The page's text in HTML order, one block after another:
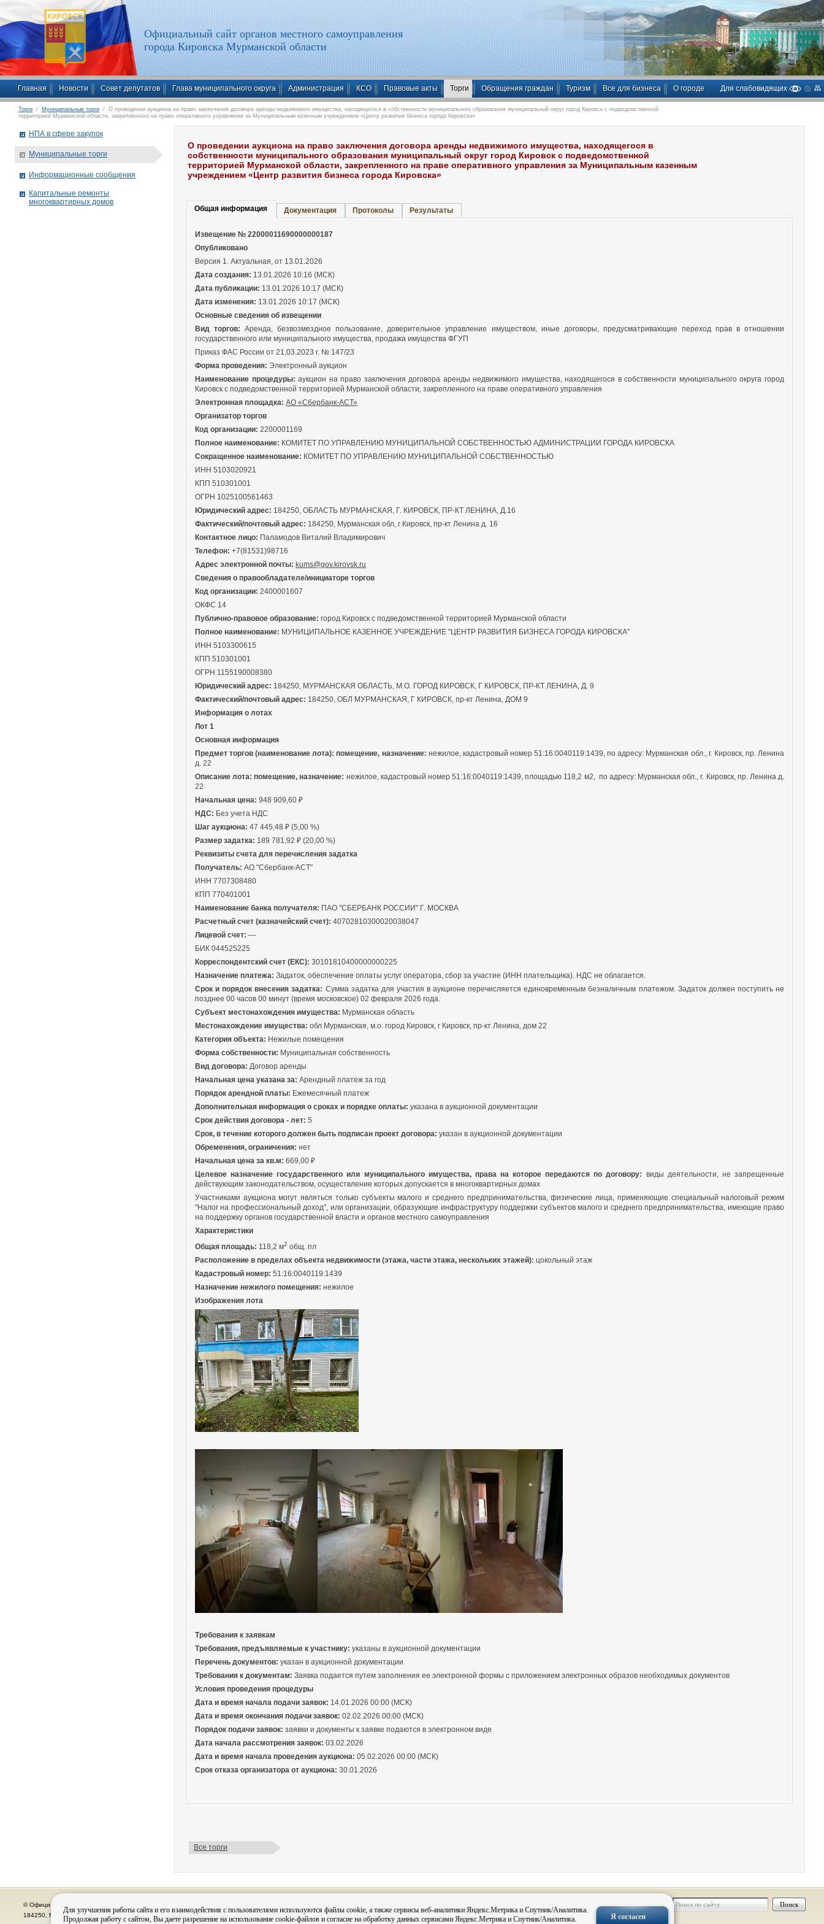
Для улучшения работы сайта и его взаимодействия с пользователями используются файлы cookie, а также сервисы веб-аналитики Яндекс.Метрика и Спутник/Аналитика.
Продолжая работу с сайтом, Вы даете разрешение на использование cookie-файлов и согласие на обработку данных сервисами Яндекс.Метрика и Спутник/Аналитика.
Я согласен
Официальный сайт органов местного самоуправления
города Кировска Мурманской области
Главная Новости Совет депутатов Глава муниципального округа Администрация КСО Правовые акты Торги Обращения граждан Туризм Все для бизнеса О городе Для слабовидящих
Торги / Муниципальные торги / О проведении аукциона на право заключения договора аренды недвижимого имущества, находящегося в собственности муниципального образования муниципальный округ город Кировск с подведомственной
территорией Мурманской области, закрепленного на праве оперативного управления за Муниципальным казенным учреждением «Центр развития бизнеса города Кировска»
О проведении аукциона на право заключения договора аренды недвижимого имущества, находящегося в
собственности муниципального образования муниципальный округ город Кировск с подведомственной
территорией Мурманской области, закрепленного на праве оперативного управления за Муниципальным казенным
учреждением «Центр развития бизнеса города Кировска»
Общая информация Документация Протоколы Результаты
Извещение № 22000011690000000187
Опубликовано
Версия 1. Актуальная, от 13.01.2026
Дата создания: 13.01.2026 10:16 (МСК)
Дата публикации: 13.01.2026 10:17 (МСК)
Дата изменения: 13.01.2026 10:17 (МСК)
Основные сведения об извещении
Вид торгов: Аренда, безвозмездное пользование, доверительное управление имуществом, иные договоры, предусматривающие переход прав в отношении
государственного или муниципального имущества, продажа имущества ФГУП
Приказ ФАС России от 21.03.2023 г. № 147/23
Форма проведения: Электронный аукцион
Наименование процедуры: аукцион на право заключения договора аренды недвижимого имущества, находящегося в собственности муниципального округа город
Кировск с подведомственной территорией Мурманской области, закрепленного на праве оперативного управления
Электронная площадка: АО «Сбербанк-АСТ»
Организатор торгов
Код организации: 2200001169
Полное наименование: КОМИТЕТ ПО УПРАВЛЕНИЮ МУНИЦИПАЛЬНОЙ СОБСТВЕННОСТЬЮ АДМИНИСТРАЦИИ ГОРОДА КИРОВСКА
Сокращенное наименование: КОМИТЕТ ПО УПРАВЛЕНИЮ МУНИЦИПАЛЬНОЙ СОБСТВЕННОСТЬЮ
ИНН 5103020921
КПП 510301001
ОГРН 1025100561463
Юридический адрес: 184250, ОБЛАСТЬ МУРМАНСКАЯ, Г. КИРОВСК, ПР-КТ ЛЕНИНА, Д.16
Фактический/почтовый адрес: 184250, Мурманская обл, г Кировск, пр-кт Ленина д. 16
Контактное лицо: Паламодов Виталий Владимирович
Телефон: +7(81531)98716
Адрес электронной почты: kums@gov.kirovsk.ru
Сведения о правообладателе/инициаторе торгов
Код организации: 2400001607
ОКФС 14
Публично-правовое образование: город Кировск с подведомственной территорией Мурманской области
Полное наименование: МУНИЦИПАЛЬНОЕ КАЗЕННОЕ УЧРЕЖДЕНИЕ "ЦЕНТР РАЗВИТИЯ БИЗНЕСА ГОРОДА КИРОВСКА"
ИНН 5103300615
КПП 510301001
ОГРН 1155190008380
Юридический адрес: 184250, МУРМАНСКАЯ ОБЛАСТЬ, М.О. ГОРОД КИРОВСК, Г КИРОВСК, ПР-КТ ЛЕНИНА, Д. 9
Фактический/почтовый адрес: 184250, ОБЛ МУРМАНСКАЯ, Г КИРОВСК, пр-кт Ленина, ДОМ 9
Информация о лотах
Лот 1
Основная информация
Предмет торгов (наименование лота): помещение, назначение: нежилое, кадастровый номер 51:16:0040119:1439, по адресу: Мурманская обл., г. Кировск, пр. Ленина
д. 22
Описание лота: помещение, назначение: нежилое, кадастровый номер 51:16:0040119:1439, площадью 118,2 м2, по адресу: Мурманская обл., г. Кировск, пр. Ленина д.
22
Начальная цена: 948 909,60 ₽
НДС: Без учета НДС
Шаг аукциона: 47 445,48 ₽ (5,00 %)
Размер задатка: 189 781,92 ₽ (20,00 %)
Реквизиты счета для перечисления задатка
Получатель: АО "Сбербанк-АСТ"
ИНН 7707308480
КПП 770401001
Наименование банка получателя: ПАО "СБЕРБАНК РОССИИ" Г. МОСКВА
Расчетный счет (казначейский счет): 40702810300020038047
Лицевой счет: —
БИК 044525225
Корреспондентский счет (ЕКС): 30101810400000000225
Назначение платежа: Задаток, обеспечение оплаты услуг оператора, сбор за участие (ИНН плательщика). НДС не облагается.
Срок и порядок внесения задатка: Сумма задатка для участия в аукционе перечисляется единовременным безналичным платежом. Задаток должен поступить не
позднее 00 часов 00 минут (время московское) 02 февраля 2026 года.
Субъект местонахождения имущества: Мурманская область
Местонахождение имущества: обл Мурманская, м.о. город Кировск, г Кировск, пр-кт Ленина, дом 22
Категория объекта: Нежилые помещения
Форма собственности: Муниципальная собственность
Вид договора: Договор аренды
Начальная цена указана за: Арендный платеж за год
Порядок арендной платы: Ежемесячный платеж
Дополнительная информация о сроках и порядке оплаты: указана в аукционной документации
Срок действия договора - лет: 5
Срок, в течение которого должен быть подписан проект договора: указан в аукционной документации
Обременения, ограничения: нет
Начальная цена за кв.м: 669,00 ₽
Целевое назначение государственного или муниципального имущества, права на которое передаются по договору: виды деятельности, не запрещенные
действующим законодательством, осуществление которых допускается в многоквартирных домах
Участниками аукциона могут являться только субъекты малого и среднего предпринимательства, физические лица, применяющие специальный налоговый режим
"Налог на профессиональный доход", или организации, образующие инфраструктуру поддержки субъектов малого и среднего предпринимательства, имеющие право
на поддержку органов государственной власти и органов местного самоуправления
Характеристики
Общая площадь: 118,2 м2 общ. пл
Расположение в пределах объекта недвижимости (этажа, части этажа, нескольких этажей): цокольный этаж
Кадастровый номер: 51:16:0040119:1439
Назначение нежилого помещения: нежилое
Изображения лота
Требования к заявкам
Требования, предъявляемые к участнику: указаны в аукционной документации
Перечень документов: указан в аукционной документации
Требования к документам: Заявка подается путем заполнения ее электронной формы с приложением электронных образов необходимых документов
Условия проведения процедуры
Дата и время начала подачи заявок: 14.01.2026 00:00 (МСК)
Дата и время окончания подачи заявок: 02.02.2026 00:00 (МСК)
Порядок подачи заявок: заявки и документы к заявке подаются в электронном виде
Дата начала рассмотрения заявок: 03.02.2026
Дата и время начала проведения аукциона: 05.02.2026 00:00 (МСК)
Срок отказа организатора от аукциона: 30.01.2026
Все торги
НПА в сфере закупок
Муниципальные торги
Информационные сообщения
Капитальные ремонты
многоквартирных домов
© Официальный сайт органов местного самоуправления города Кировска
184250, Мурманская область, г. Кировск, пр. Ленина, д. 16, тел.: (815-31) 98-700
данных в соответствии с 152-ФЗ О персональных данных и
Постановления администрации города Кировска «О персональных